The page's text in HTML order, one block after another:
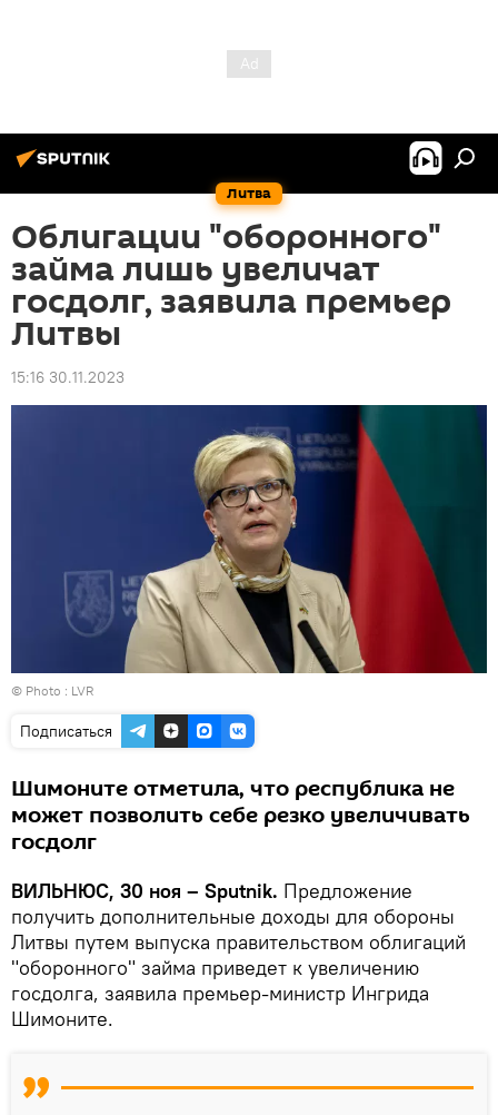
Литва
Облигации "оборонного"
займа лишь увеличат
госдолг, заявила премьер
Литвы
15:16 30.11.2023
© Photo : LVR
Подписаться
Шимоните отметила, что республика не
может позволить себе резко увеличивать
госдолг
ВИЛЬНЮС, 30 ноя – Sputnik. Предложение
получить дополнительные доходы для обороны
Литвы путем выпуска правительством облигаций
"оборонного" займа приведет к увеличению
госдолга, заявила премьер-министр Ингрида
Шимоните.